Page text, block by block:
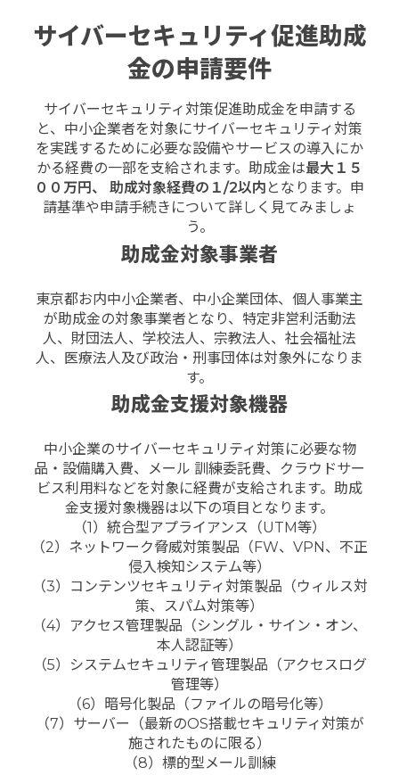
サイバーセキュリティ促進助成
金の申請要件
サイバーセキュリティ対策促進助成金を申請する
と、中小企業者を対象にサイバーセキュリティ対策
を実践するために必要な設備やサービスの導入にか
かる経費の一部を支給されます。助成金は最大１５
００万円、 助成対象経費の１/2以内 となります。申
請基準や申請手続きについて詳しく見てみましょ
う。
助成金対象事業者
東京都お内中小企業者、中小企業団体、個人事業主
が助成金の対象事業者となり、特定非営利活動法
人、財団法人、学校法人、宗教法人、社会福祉法
人、医療法人及び政治・刑事団体は対象外になりま
す。
助成金支援対象機器
中小企業のサイバーセキュリティ対策に必要な物
品・設備購入費、メール 訓練委託費、クラウドサー
ビス利用料などを対象に経費が支給されます。助成
金支援対象機器は以下の項目となります。
（1）統合型アプライアンス（UTM等）
（2）ネットワーク脅威対策製品（FW、VPN、不正
侵入検知システム等）
（3）コンテンツセキュリティ対策製品（ウィルス対
策、スパム対策等）
（4）アクセス管理製品（シングル・サイン・オン、
本人認証等）
（5）システムセキュリティ管理製品（アクセスログ
管理等）
（6）暗号化製品（ファイルの暗号化等）
（7）サーバー（最新のOS搭載セキュリティ対策が
施されたものに限る）
（8）標的型メール訓練